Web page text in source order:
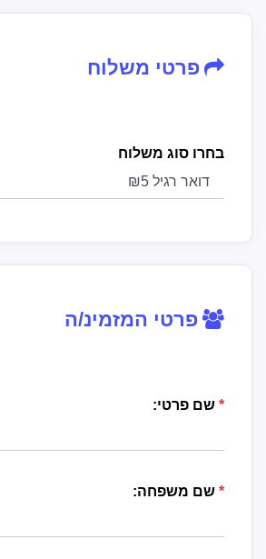
פרטי משלוח
בחרו סוג משלוח
פרטי המזמינ/ה
* שם פרטי:
* שם משפחה: